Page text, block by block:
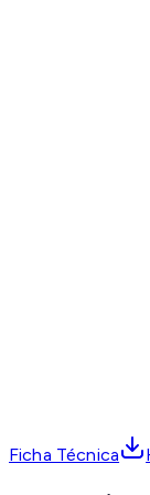
Ficha Técnica